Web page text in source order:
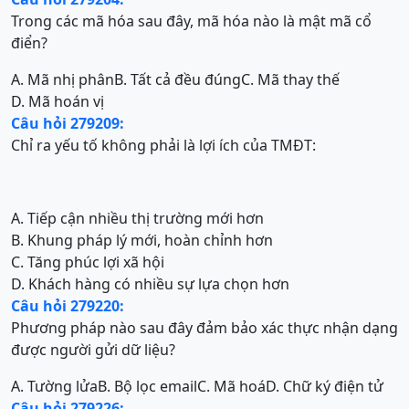
Trong các mã hóa sau đây, mã hóa nào là mật mã cổ
điển?
A. Mã nhị phânB. Tất cả đều đúngC. Mã thay thế
D. Mã hoán vị
Câu hỏi 279209:
Chỉ ra yếu tố không phải là lợi ích của TMĐT:
A. Tiếp cận nhiều thị trường mới hơn
B. Khung pháp lý mới, hoàn chỉnh hơn
C. Tăng phúc lợi xã hội
D. Khách hàng có nhiều sự lựa chọn hơn
Câu hỏi 279220:
Phương pháp nào sau đây đảm bảo xác thực nhận dạng
được người gửi dữ liệu?
A. Tường lửaB. Bộ lọc emailC. Mã hoáD. Chữ ký điện tử